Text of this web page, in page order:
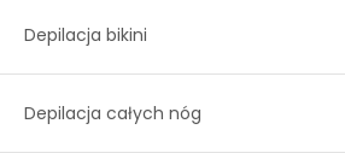
Depilacja bikini
Depilacja całych nóg